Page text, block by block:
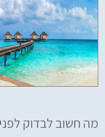
מה חשוב לבדוק